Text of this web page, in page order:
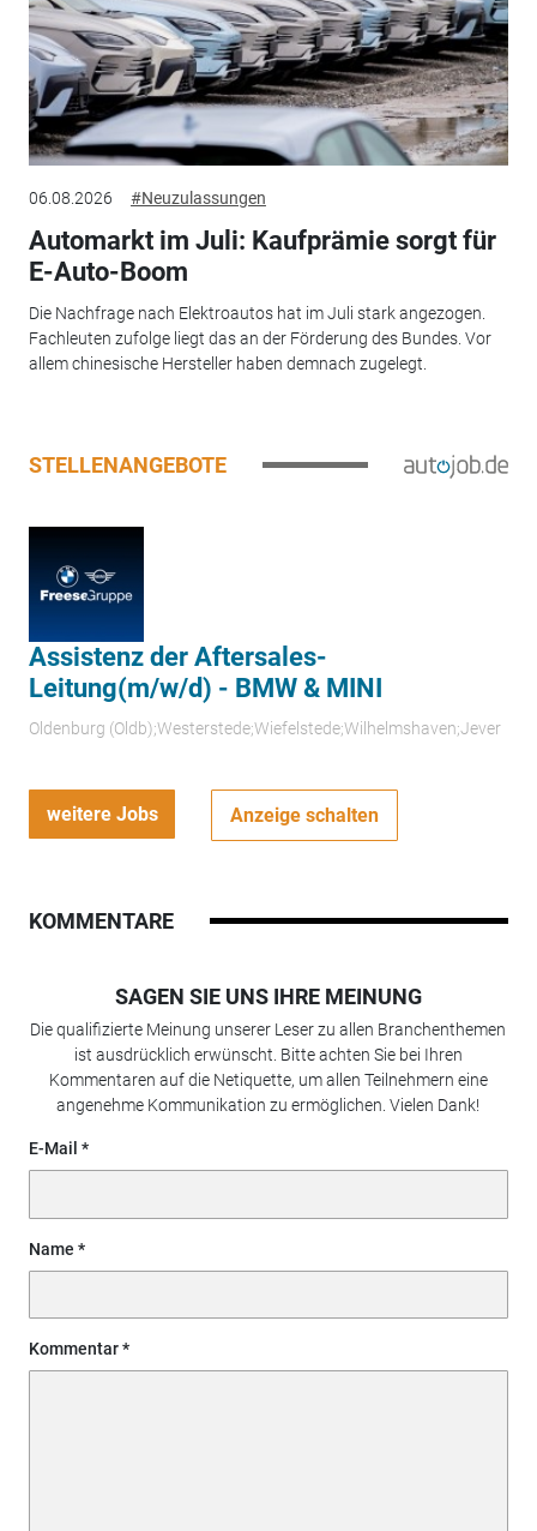
06.08.2026 #Neuzulassungen
Automarkt im Juli: Kaufprämie sorgt für
E-Auto-Boom
Die Nachfrage nach Elektroautos hat im Juli stark angezogen.
Fachleuten zufolge liegt das an der Förderung des Bundes. Vor
allem chinesische Hersteller haben demnach zugelegt.
STELLENANGEBOTE
Assistenz der Aftersales-
Leitung(m/w/d) - BMW & MINI
Oldenburg (Oldb);Westerstede;Wiefelstede;Wilhelmshaven;Jever
weitere Jobs Anzeige schalten
KOMMENTARE
SAGEN SIE UNS IHRE MEINUNG
Die qualifizierte Meinung unserer Leser zu allen Branchenthemen
ist ausdrücklich erwünscht. Bitte achten Sie bei Ihren
Kommentaren auf die Netiquette, um allen Teilnehmern eine
angenehme Kommunikation zu ermöglichen. Vielen Dank!
E-Mail
Name
Kommentar